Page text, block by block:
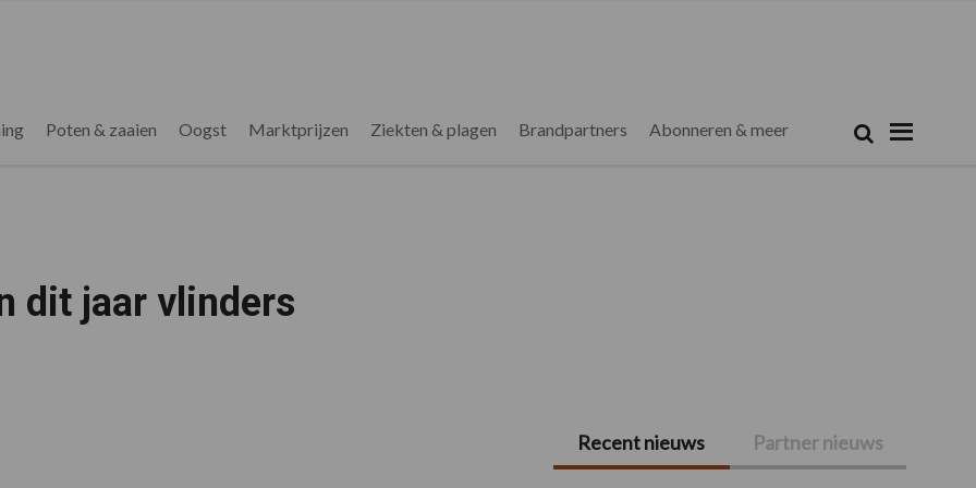
Poten & zaaien Oogst Marktprijzen Ziekten & plagen Brandpartners Abonneren & meer Zoek
dit jaar vlinders
Primaire
Recent nieuws Partner nieuws